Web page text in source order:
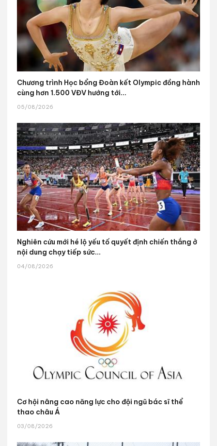
Chương trình Học bổng Đoàn kết Olympic đồng hành
cùng hơn 1.500 VĐV hướng tới...
05/08/2026
Nghiên cứu mới hé lộ yếu tố quyết định chiến thắng ở
nội dung chạy tiếp sức...
04/08/2026
Cơ hội nâng cao năng lực cho đội ngũ bác sĩ thể
thao châu Á
03/08/2026